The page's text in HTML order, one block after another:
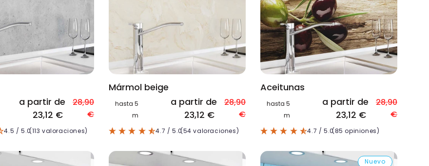
a partir de
23,12 €
28,90
€
4.5 / 5.0(113 valoraciones)
Mármol beige
hasta 5
m
a partir de
23,12 €
28,90
€
4.7 / 5.0(54 valoraciones)
Aceitunas
hasta 5
m
a partir de
23,12 €
28,90
€
4.7 / 5.0(85 opiniones)
Nuevo